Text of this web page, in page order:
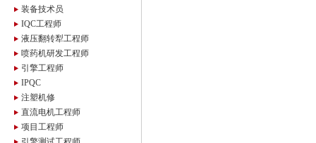
装备技术员
IQC工程师
液压翻转犁工程师
喷药机研发工程师
引擎工程师
IPQC
注塑机修
直流电机工程师
项目工程师